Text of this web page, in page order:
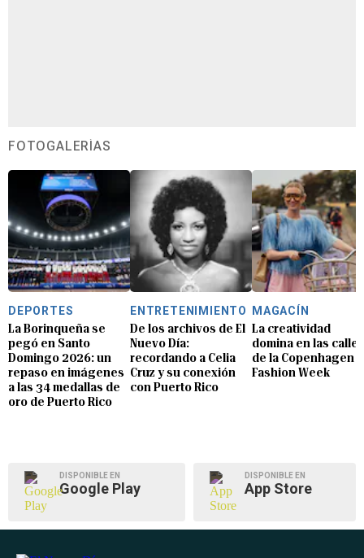
FOTOGALERÍAS
DEPORTES
La Borinqueña se
pegó en Santo
Domingo 2026: un
repaso en imágenes
a las 34 medallas de
oro de Puerto Rico
ENTRETENIMIENTO
De los archivos de El
Nuevo Día:
recordando a Celia
Cruz y su conexión
con Puerto Rico
MAGACÍN
La creatividad
domina en las calles
de la Copenhagen
Fashion Week
DISPONIBLE EN
Google Play
DISPONIBLE EN
App Store